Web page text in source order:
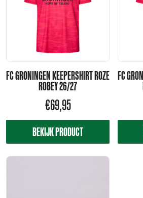
FC GRONINGEN KEEPERSHIRT ROZE
ROBEY 26/27
€69,95
BEKIJK PRODUCT
FC